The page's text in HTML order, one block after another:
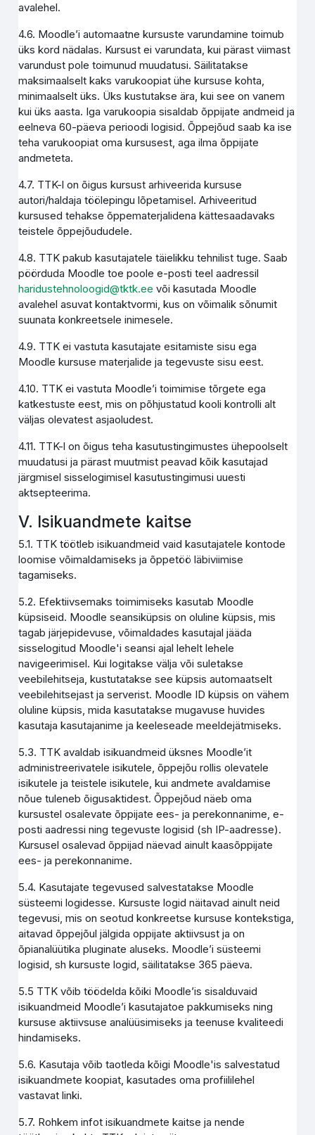
avalehel.
4.6. Moodle’i automaatne kursuste varundamine toimub
üks kord nädalas. Kursust ei varundata, kui pärast viimast
varundust pole toimunud muudatusi. Säilitatakse
maksimaalselt kaks varukoopiat ühe kursuse kohta,
minimaalselt üks. Üks kustutakse ära, kui see on vanem
kui üks aasta. Iga varukoopia sisaldab õppijate andmeid ja
eelneva 60-päeva perioodi logisid. Õppejõud saab ka ise
teha varukoopiat oma kursusest, aga ilma õppijate
andmeteta.
4.7. TTK-l on õigus kursust arhiveerida kursuse
autori/haldaja töölepingu lõpetamisel. Arhiveeritud
kursused tehakse õppematerjalidena kättesaadavaks
teistele õppejõududele.
4.8. TTK pakub kasutajatele täielikku tehnilist tuge. Saab
pöörduda Moodle toe poole e-posti teel aadressil
haridustehnoloogid@tktk.ee või kasutada Moodle
avalehel asuvat kontaktvormi, kus on võimalik sõnumit
suunata konkreetsele inimesele.
4.9. TTK ei vastuta kasutajate esitamiste sisu ega
Moodle kursuse materjalide ja tegevuste sisu eest.
4.10. TTK ei vastuta Moodle’i toimimise tõrgete ega
katkestuste eest, mis on põhjustatud kooli kontrolli alt
väljas olevatest asjaoludest.
4.11. TTK-l on õigus teha kasutustingimustes ühepoolselt
muudatusi ja pärast muutmist peavad kõik kasutajad
järgmisel sisselogimisel kasutustingimusi uuesti
aktsepteerima.
V. Isikuandmete kaitse
5.1. TTK töötleb isikuandmeid vaid kasutajatele kontode
loomise võimaldamiseks ja õppetöö läbiviimise
tagamiseks.
5.2. Efektiivsemaks toimimiseks kasutab Moodle
küpsiseid. Moodle seansiküpsis on oluline küpsis, mis
tagab järjepidevuse, võimaldades kasutajal jääda
sisselogitud Moodle'i seansi ajal lehelt lehele
navigeerimisel. Kui logitakse välja või suletakse
veebilehitseja, kustutatakse see küpsis automaatselt
veebilehitsejast ja serverist. Moodle ID küpsis on vähem
oluline küpsis, mida kasutatakse mugavuse huvides
kasutaja kasutajanime ja keeleseade meeldejätmiseks.
5.3. TTK avaldab isikuandmeid üksnes Moodle’it
administreerivatele isikutele, õppejõu rollis olevatele
isikutele ja teistele isikutele, kui andmete avaldamise
nõue tuleneb õigusaktidest. Õppejõud näeb oma
kursustel osalevate õppijate ees- ja perekonnanime, e-
posti aadressi ning tegevuste logisid (sh IP-aadresse).
Kursusel osalevad õppijad näevad ainult kaasõppijate
ees- ja perekonnanime.
5.4. Kasutajate tegevused salvestatakse Moodle
süsteemi logidesse. Kursuste logid näitavad ainult neid
tegevusi, mis on seotud konkreetse kursuse kontekstiga,
aitavad õppejõul jälgida oppijate aktiivsust ja on
õpianalüütika pluginate aluseks. Moodle’i süsteemi
logisid, sh kursuste logid, säilitatakse 365 päeva.
5.5 TTK võib töödelda kõiki Moodle’is sisalduvaid
isikuandmeid Moodle’i kasutajatoe pakkumiseks ning
kursuse aktiivsuse analüüsimiseks ja teenuse kvaliteedi
hindamiseks.
5.6. Kasutaja võib taotleda kõigi Moodle'is salvestatud
isikuandmete koopiat, kasutades oma profiililehel
vastavat linki.
5.7. Rohkem infot isikuandmete kaitse ja nende